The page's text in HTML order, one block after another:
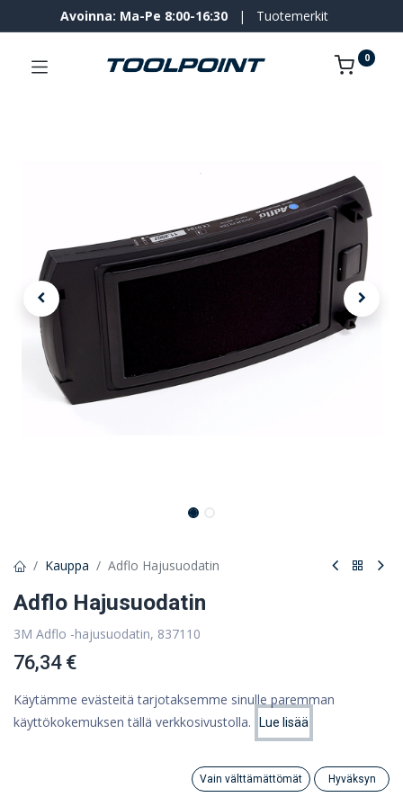
Hinta:
Lisää ostoskoriin
Category
Avoinna: Ma-Pe 8:00-16:30 | Tuotemerkit
0
Kauppa Adflo Hajusuodatin
Adflo Hajusuodatin
3M Adflo -hajusuodatin, 837110
76,34 €
60,83 €
Tallenna myöhempää käyttöä varten
Käytämme evästeitä tarjotaksemme sinulle paremman
käyttökokemuksen tällä verkkosivustolla.
Lue lisää
Vain välttämättömät Hyväksyn